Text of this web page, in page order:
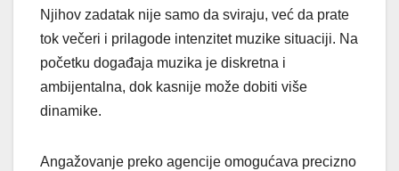
Njihov zadatak nije samo da sviraju, već da prate
tok večeri i prilagode intenzitet muzike situaciji. Na
početku događaja muzika je diskretna i
ambijentalna, dok kasnije može dobiti više
dinamike.
Angažovanje preko agencije omogućava precizno